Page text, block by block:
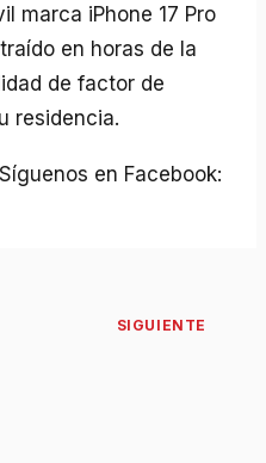
marca iPhone 17 Pro
en horas de la
de factor de
residencia.
en Facebook: